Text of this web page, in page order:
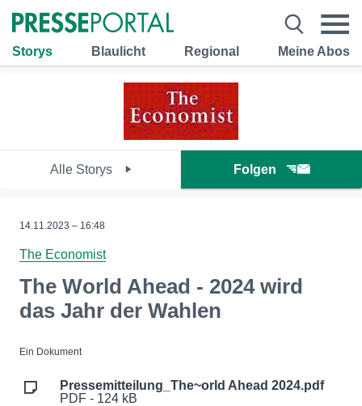
Storys Blaulicht Regional Meine Abos
Alle Storys Folgen
14.11.2023 – 16:48
The Economist
The World Ahead - 2024 wird
das Jahr der Wahlen
Ein Dokument
Pressemitteilung_The~orld Ahead 2024.pdf
PDF - 124 kB